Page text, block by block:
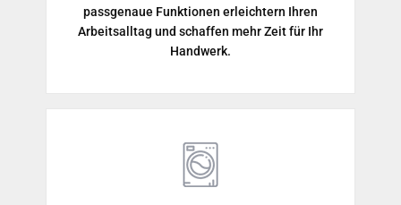
passgenaue Funktionen erleichtern Ihren
Arbeitsalltag und schaffen mehr Zeit für Ihr
Handwerk.